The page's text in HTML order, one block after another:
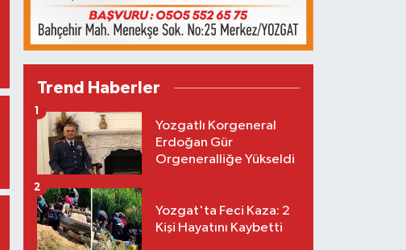
Trend Haberler
Yozgatlı Korgeneral
Erdoğan Gür
Orgeneralliğe Yükseldi
1
Yozgat'ta Feci Kaza: 2
Kişi Hayatını Kaybetti
2